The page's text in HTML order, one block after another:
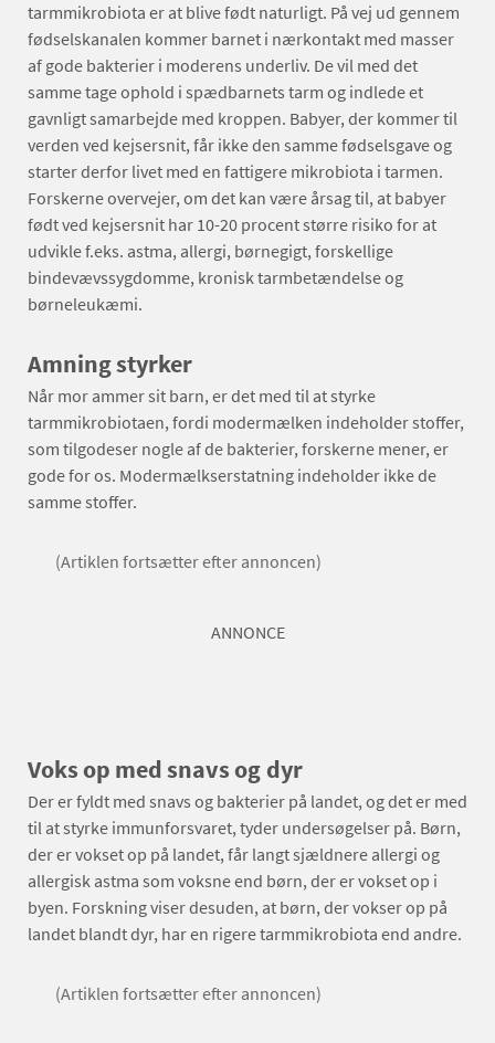
tarmmikrobiota er at blive født naturligt. På vej ud gennem
fødselskanalen kommer barnet i nærkontakt med masser
af gode bakterier i moderens underliv. De vil med det
samme tage ophold i spædbarnets tarm og indlede et
gavnligt samarbejde med kroppen. Babyer, der kommer til
verden ved kejsersnit, får ikke den samme fødselsgave og
starter derfor livet med en fattigere mikrobiota i tarmen.
Forskerne overvejer, om det kan være årsag til, at babyer
født ved kejsersnit har 10-20 procent større risiko for at
udvikle f.eks. astma, allergi, børnegigt, forskellige
bindevævssygdomme, kronisk tarmbetændelse og
børneleukæmi.
Amning styrker
Når mor ammer sit barn, er det med til at styrke
tarmmikrobiotaen, fordi modermælken indeholder stoffer,
som tilgodeser nogle af de bakterier, forskerne mener, er
gode for os. Modermælkserstatning indeholder ikke de
samme stoffer.
(Artiklen fortsætter efter annoncen)
ANNONCE
Voks op med snavs og dyr
Der er fyldt med snavs og bakterier på landet, og det er med
til at styrke immunforsvaret, tyder undersøgelser på. Børn,
der er vokset op på landet, får langt sjældnere allergi og
allergisk astma som voksne end børn, der er vokset op i
byen. Forskning viser desuden, at børn, der vokser op på
landet blandt dyr, har en rigere tarmmikrobiota end andre.
(Artiklen fortsætter efter annoncen)